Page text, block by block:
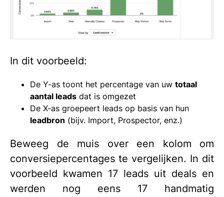
In dit voorbeeld:
De Y-as toont het percentage van uw totaal
aantal leads dat is omgezet
De X-as groepeert leads op basis van hun
leadbron (bijv. Import, Prospector, enz.)
Beweeg de muis over een kolom om
conversiepercentages te vergelijken. In dit
voorbeeld kwamen 17 leads uit deals en
werden nog eens 17 handmatig